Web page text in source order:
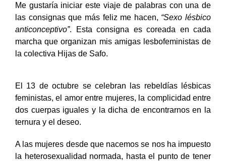
Me gustaría iniciar este viaje de palabras con una de
las consignas que más feliz me hacen, “Sexo lésbico
anticonceptivo”. Esta consigna es coreada en cada
marcha que organizan mis amigas lesbofeministas de
la colectiva Hijas de Safo.
El 13 de octubre se celebran las rebeldías lésbicas
feministas, el amor entre mujeres, la complicidad entre
dos cuerpas iguales y la dicha de encontrarnos en la
ternura y el deseo.
A las mujeres desde que nacemos se nos ha impuesto
la heterosexualidad normada, hasta el punto de tener